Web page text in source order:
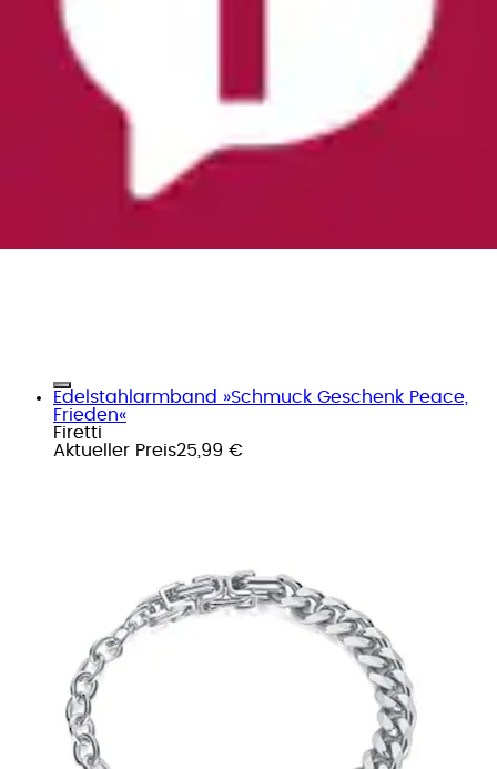
Edelstahlarmband »Schmuck Geschenk Peace,
Frieden«
Firetti
Aktueller Preis25,99 €